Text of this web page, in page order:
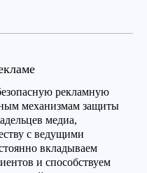
рекламную
механизмам защиты
медиа,
с ведущими
вкладываем
и способствуем